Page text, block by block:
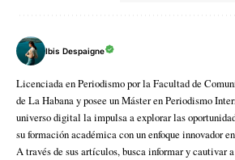
Ibis Despaigne
Licenciada en Periodismo por la Facultad de
de La Habana y posee un Máster en Periodismo
universo digital la impulsa a explorar las
su formación académica con un enfoque innovador
A través de sus artículos, busca informar y cautivar